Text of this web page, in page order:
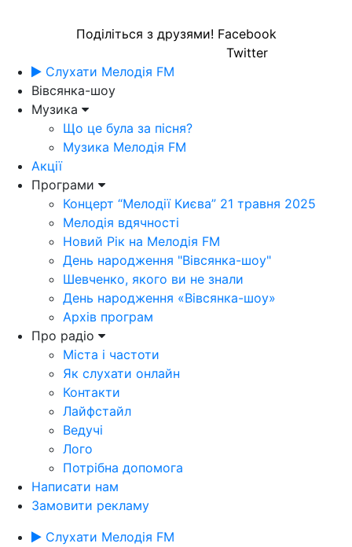
Поділіться з друзями! Facebook
Twitter
Слухати Мелодія FM
Вівсянка-шоу
Музика
Що це була за пісня?
Музика Мелодія FM
Акції
Програми
Концерт “Мелодії Києва” 21 травня 2025
Мелодія вдячності
Новий Рік на Мелодія FM
День народження "Вівсянка-шоу"
Шевченко, якого ви не знали
День народження «Вівсянка-шоу»
Архів програм
Про радіо
Міста і частоти
Як слухати онлайн
Контакти
Лайфстайл
Ведучі
Лого
Потрібна допомога
Написати нам
Замовити рекламу
Слухати Мелодія FM